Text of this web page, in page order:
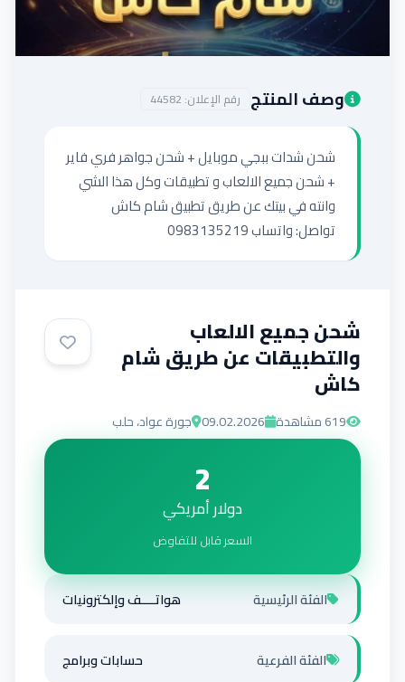
إضافة إعلان
وصف المنتج رقم الإعلان: 44582
شحن شدات ببجي موبايل + شحن جواهر فري فاير
تواصل: واتساب 0983135219
شحن جميع الالعاب
والتطبيقات عن طريق شام
كاش
619مشاهدة 09.02.2026 جورة عواد، حلب
2
دولار أمريكي
السعر قابل للتفاوض
الفئة الرئيسية هواتــــف وإلكترونيات
الفئة الفرعية حسابات وبرامج